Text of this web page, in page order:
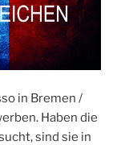
in Bremen /
Haben die
sind sie in